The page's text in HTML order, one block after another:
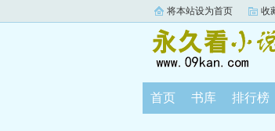
将本站设为首页 收
首页 书库 排行榜